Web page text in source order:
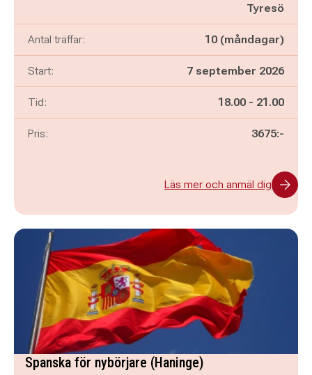
Tyresö
Antal träffar: 10 (måndagar)
Start: 7 september 2026
Tid: Pågår mellan
18.00 - och
21.00
Pris: 3675:-
Läs mer och anmäl dig
Spanska för nybörjare (Haninge)